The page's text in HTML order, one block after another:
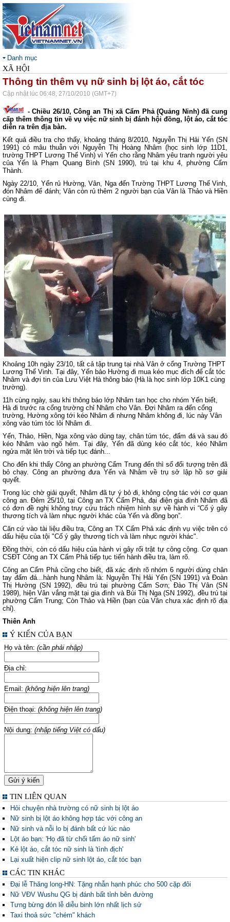
Danh mục
XÃ HỘI
Thông tin thêm vụ nữ sinh bị lột áo, cắt tóc
Cập nhật lúc 06:48, 27/10/2010 (GMT+7)
- Chiều 26/10, Công an Thị xã Cẩm Phả (Quảng Ninh) đã cung
cấp thêm thông tin về vụ việc nữ sinh bị đánh hội đồng, lột áo, cắt tóc
diễn ra trên địa bàn.
Kết quả điều tra cho thấy, khoảng tháng 8/2010, Nguyễn Thị Hải Yến (SN
1991) có mâu thuẫn với Nguyễn Thị Hoàng Nhâm (học sinh lớp 11D1,
trường THPT Lương Thế Vinh) vì Yến cho rằng Nhâm yêu tranh người yêu
của Yến là Phạm Quang Bình (SN 1990), trú tại khu 4, phường Cẩm
Thành.
Ngày 22/10, Yến rủ Hường, Vân, Nga đến Trường THPT Lương Thế Vinh,
đón Nhâm để đánh; Vân còn rủ thêm 2 người bạn của Vân là Thảo và Hiền
cùng đi.
Khoảng 10h ngày 23/10, tất cả tập trung tại nhà Vân ở cổng Trường THPT
Lương Thế Vinh. Tại đây, Yến bảo Hường đi mua kéo mục đích để cắt tóc
Nhâm và đợi tin của Lưu Việt Hà thông báo (Hà là học sinh lớp 10K1 cùng
trường).
11h cùng ngày, sau khi thông báo lớp Nhâm tan học cho nhóm Yến biết,
Hà đi trước ra cổng trường chỉ Nhâm cho Vân. Đợi Nhâm ra đến cổng
trường, Hường xông tới kéo Nhâm đi nhưng Nhâm không đi, lúc này Vân
xông vào túm tóc lôi Nhâm đi.
Yến, Thảo, Hiền, Nga xông vào dùng tay, chân túm tóc, đấm đá và sau đó
kéo Nhâm vào ngõ hẻm. Tại đây, Yến đã dùng kéo cắt tóc, kéo Nhâm
ngửa mặt lên trời và tiếp tục đánh...
Cho đến khi thấy Công an phường Cẩm Trung đến thì số đối tượng trên đã
bỏ chạy. Công an phường đưa Yến và Nhâm về trụ sở lập hồ sơ giải
quyết.
Trong lúc chờ giải quyết, Nhâm đã tự ý bỏ đi, không cộng tác với cơ quan
công an. Đêm 25/10, tại Công an TX Cẩm Phả, đại điện gia đình Nhâm đã
có đơn đề nghị không truy cứu trách nhiệm hình sự về hành vi “Cố ý gây
thương tích và làm nhục người khác của Yến và đồng bọn”.
Căn cứ vào tài liệu điều tra, Công an TX Cẩm Phả xác định vụ việc trên có
dấu hiệu của tội "Cố ý gây thương tích và làm nhục người khác".
Đồng thời, còn có dấu hiệu của hành vi gây rối trật tự công cộng. Cơ quan
CSĐT Công an TX Cẩm Phả tiếp tục tiến hành điều tra, làm rõ.
Công an Cẩm Phả cũng cho biết, đã xác định rõ nhóm 6 người dùng chân
tay đấm đá...hành hung Nhâm là: Nguyễn Thị Hải Yến (SN 1991) và Đoàn
Thị Hường (SN 1992), đều trú tại phường Cẩm Sơn; Đào Thị Vân (SN
1989), hiện Vân vắng mặt tại gia đình và Bùi Thị Nga (SN 1992), đều trú tại
phường Cẩm Trung; Còn Thảo và Hiền (bạn của Vân chưa xác định rõ địa
chỉ).
Thiên Anh
Ý KIẾN CỦA BẠN
Họ và tên: (cần phải nhập)
Địa chỉ:
Email: (không hiện lên trang)
Điện thoại: (không hiện lên trang)
Nội dung: (nhập tiếng Việt có dấu)
TIN LIÊN QUAN
Hỏi chuyện nhà trường có nữ sinh bị lột áo
Nữ sinh bị lột áo không hợp tác với công an
Nữ sinh và nỗi lo bị đánh bất cứ lúc nào
Lột áo bạn: 'Họ đã từ chối tấm áo nữ sinh'
Kẻ lột áo, cắt tóc nữ sinh là 'tình địch'
Lại xuất hiện clip nữ sinh lột áo, cắt tóc bạn
CÁC TIN KHÁC
Đại lễ Thăng long-HN: Tặng nhẫn hạnh phúc cho 500 cặp đôi
Nữ VĐV Wushu QG bị đánh bất tỉnh bên đường
Tưng bừng đón lễ diễu binh lớn nhất lịch sử
Taxi thoả sức "chém" khách